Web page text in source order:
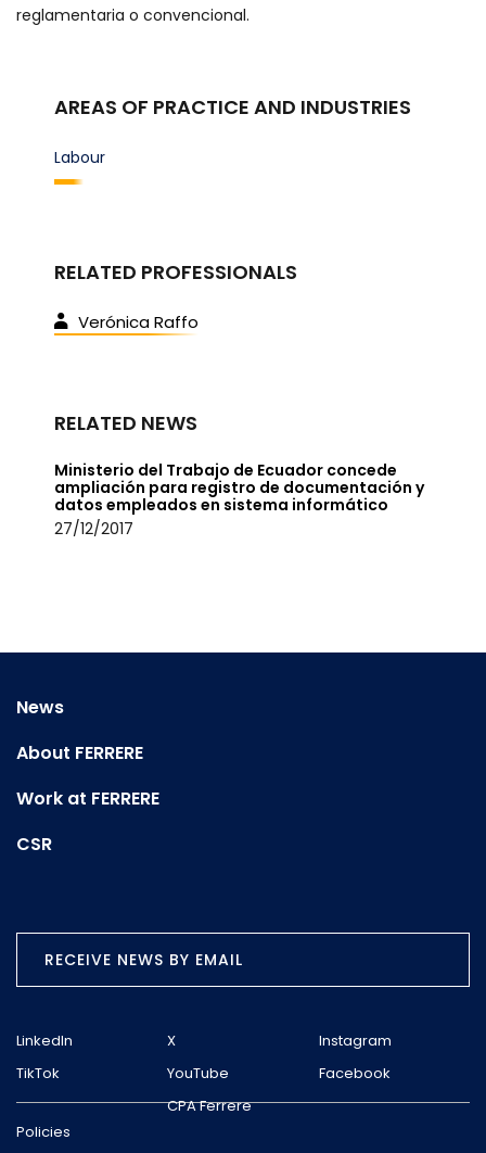
reglamentaria o convencional.
AREAS OF PRACTICE AND INDUSTRIES
Labour
RELATED PROFESSIONALS
Verónica Raffo
RELATED NEWS
Ministerio del Trabajo de Ecuador concede
ampliación para registro de documentación y
datos empleados en sistema informático
27/12/2017
News
About FERRERE
Work at FERRERE
CSR
RECEIVE NEWS BY EMAIL
LinkedIn X
Instagram
TikTok
YouTube Facebook
Policies
CPA Ferrere